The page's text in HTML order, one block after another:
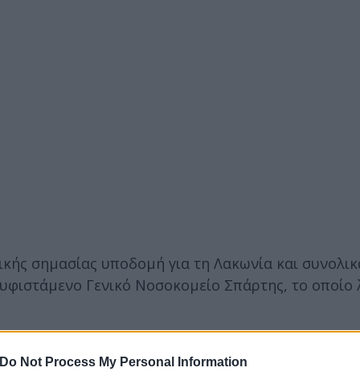
Do Not Process My Personal Information
σημασίας υποδομή για τη Λακωνία και
Γενικό Νοσοκομείο Σπάρτης, το οποίο
νοσοκομείο θα αποτελέσει «αρχιτεκτονικό